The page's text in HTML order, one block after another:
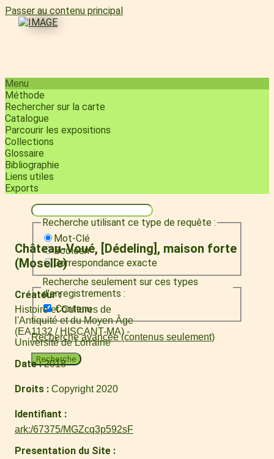
Passer au contenu principal
Menu
Méthode
Rechercher sur la carte
Catalogue
Parcourir les expositions
Collections
Glossaire
Bibliographie
Liens utiles
Exports
Recherche utilisant ce type de requête :
Mot-Clé
Booléen
Correspondance exacte
Recherche seulement sur ces types
d'enregistrements :
Contenu
Recherche avancée (contenus seulement)
Recherche
Château-Voué, [Dédeling], maison forte
(Moselle)
Créateur
Histoire et Cultures de
l'Antiquité et du Moyen Âge
(EA1132 / HISCANT-MA) -
Université de Lorraine
Date 2018
Droits Copyright 2020
Identifiant
ark:/67375/MGZcq3p592sF
Presentation du Site